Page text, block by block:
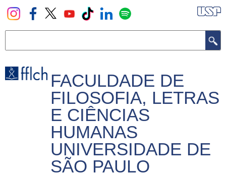
Pular
para
principal
FACULDADE DE
FILOSOFIA, LETRAS
E CIÊNCIAS
HUMANAS
UNIVERSIDADE DE
SÃO PAULO